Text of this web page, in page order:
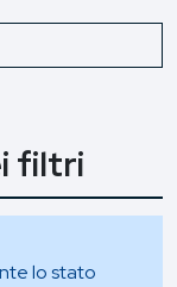
filtri
lo stato